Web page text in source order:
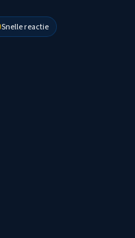
Snelle reactie